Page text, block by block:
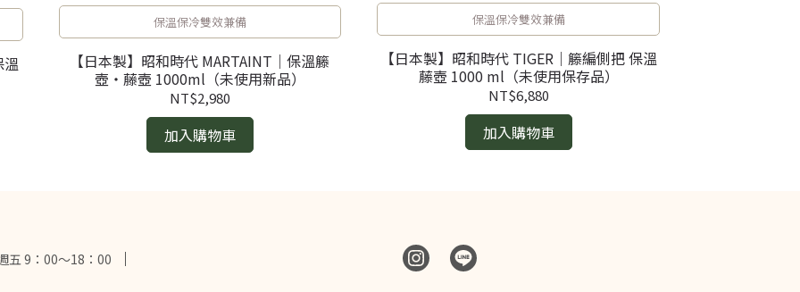
保溫保冷雙效兼備
【日本製】昭和時代 MARTAINT｜保溫籐
壺・藤壺 1000ml（未使用新品）
NT$2,980
加入購物車
保溫保冷雙效兼備
【日本製】昭和時代 TIGER｜籐編側把 保溫
藤壺 1000 ml（未使用保存品）
NT$6,880
加入購物車
五 9：00～18：00